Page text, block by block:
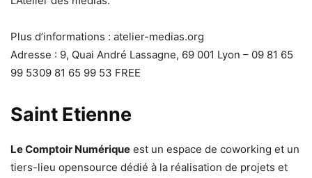
Plus d’informations : atelier-medias.org
Adresse : 9, Quai André Lassagne, 69 001 Lyon – 09 81 65
99 5309 81 65 99 53 FREE
Saint Etienne
Le Comptoir Numérique est un espace de coworking et un
tiers-lieu opensource dédié à la réalisation de projets et